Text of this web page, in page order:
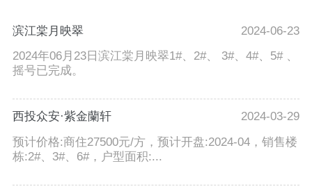
滨江棠月映翠
2024-06-23
2024年06月23日滨江棠月映翠1#、2#、 3#、4#、5# 、
摇号已完成。
西投众安·紫金蘭轩
2024-03-29
预计价格:商住27500元/方，预计开盘:2024-04，销售楼
栋:2#、3#、6#，户型面积:...